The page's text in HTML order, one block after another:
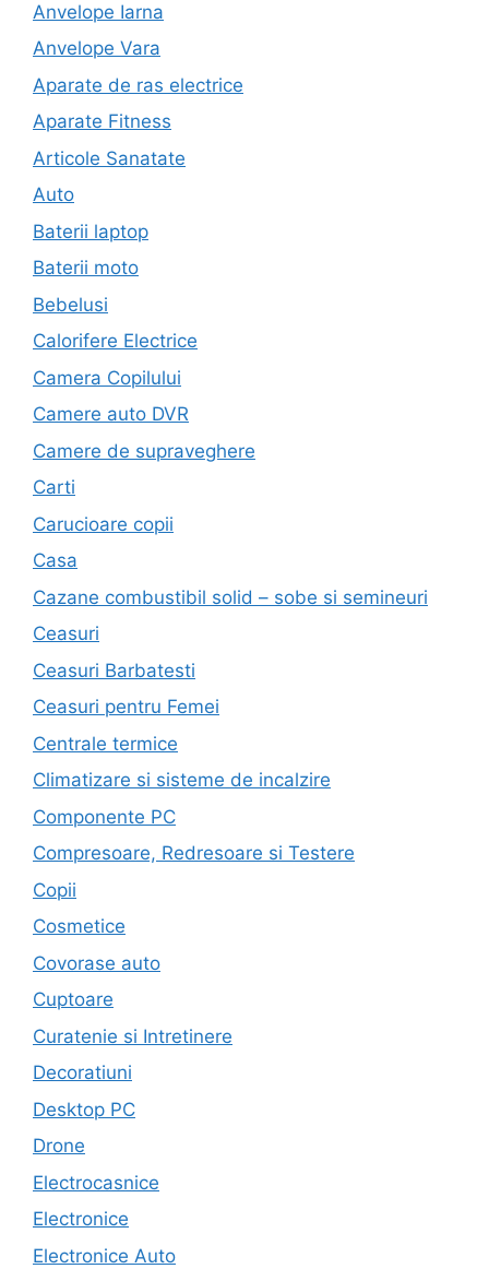
Anvelope Iarna
Anvelope Vara
Aparate de ras electrice
Aparate Fitness
Articole Sanatate
Auto
Baterii laptop
Baterii moto
Bebelusi
Calorifere Electrice
Camera Copilului
Camere auto DVR
Camere de supraveghere
Carti
Carucioare copii
Casa
Cazane combustibil solid – sobe si semineuri
Ceasuri
Ceasuri Barbatesti
Ceasuri pentru Femei
Centrale termice
Climatizare si sisteme de incalzire
Componente PC
Compresoare, Redresoare si Testere
Copii
Cosmetice
Covorase auto
Cuptoare
Curatenie si Intretinere
Decoratiuni
Desktop PC
Drone
Electrocasnice
Electronice
Electronice Auto